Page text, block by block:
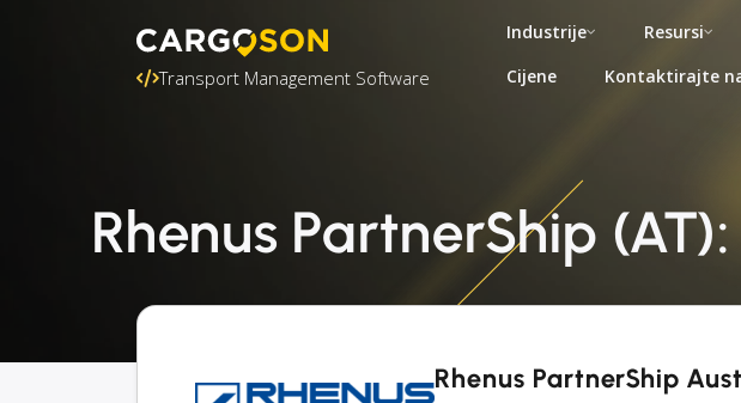
Transport Management Software
Industrije
Resursi
Cijene
Kontaktirajte
Rhenus PartnerShip
Rhenus PartnerShip